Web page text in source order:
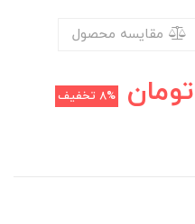
مقایسه محصول
تومان 8% تخفیف